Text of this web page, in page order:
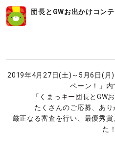
団長とGWお出かけコン
2019年4月27日(土)～5月6日(月
ペーン！」内
「くまっキー団長とGW
たくさんのご応募、あり
厳正なる審査を行い、最優秀
た！